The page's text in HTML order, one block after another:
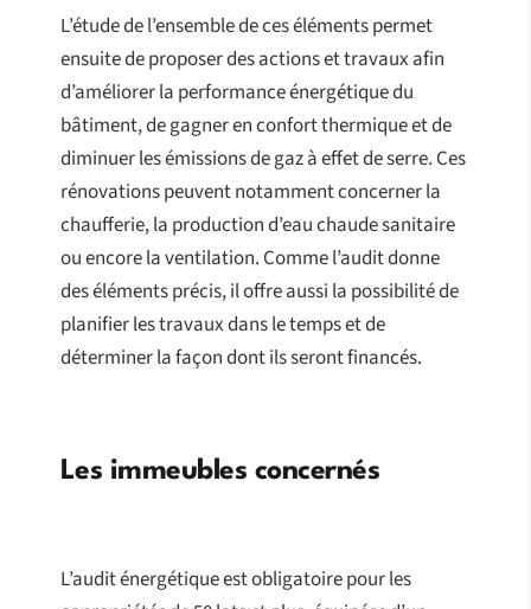
L’étude de l’ensemble de ces éléments permet
ensuite de proposer des actions et travaux afin
d’améliorer la performance énergétique du
bâtiment, de gagner en confort thermique et de
diminuer les émissions de gaz à effet de serre. Ces
rénovations peuvent notamment concerner la
chaufferie, la production d’eau chaude sanitaire
ou encore la ventilation. Comme l’audit donne
des éléments précis, il offre aussi la possibilité de
planifier les travaux dans le temps et de
déterminer la façon dont ils seront financés.
Les immeubles concernés
L’audit énergétique est obligatoire pour les